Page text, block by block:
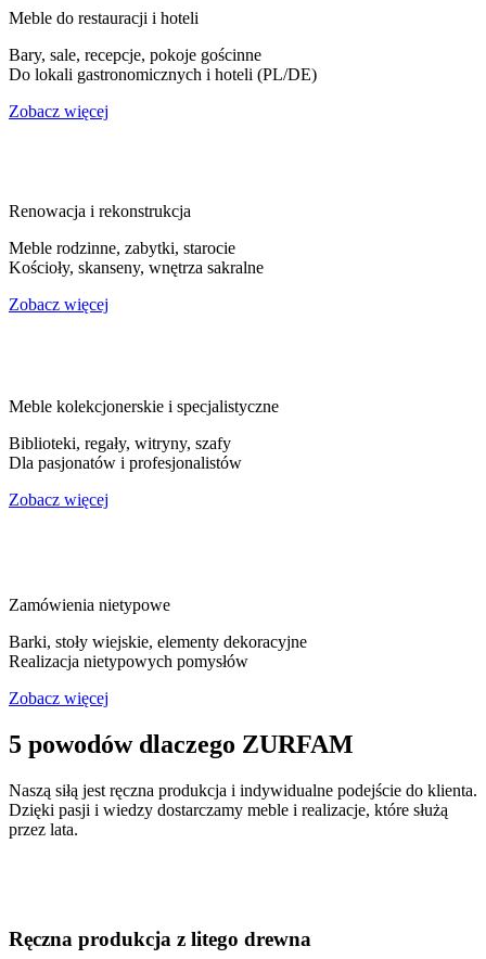
Meble do restauracji i hoteli
Bary, sale, recepcje, pokoje gościnne
Do lokali gastronomicznych i hoteli (PL/DE)
Zobacz więcej
Renowacja i rekonstrukcja
Meble rodzinne, zabytki, starocie
Kościoły, skanseny, wnętrza sakralne
Zobacz więcej
Meble kolekcjonerskie i specjalistyczne
Biblioteki, regały, witryny, szafy
Dla pasjonatów i profesjonalistów
Zobacz więcej
Zamówienia nietypowe
Barki, stoły wiejskie, elementy dekoracyjne
Realizacja nietypowych pomysłów
Zobacz więcej
5 powodów dlaczego ZURFAM
Naszą siłą jest ręczna produkcja i indywidualne podejście do klienta.
Dzięki pasji i wiedzy dostarczamy meble i realizacje, które służą
przez lata.
Ręczna produkcja z litego drewna